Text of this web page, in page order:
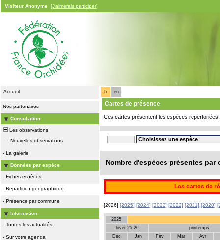
Visiteur Anonyme [J'aimerais participer]
Accueil
Nos partenaires
Consultation
Les observations
- Nouvelles observations
- La galerie
Données par espèce
- Fiches espèces
- Répartition géographique
- Présence par commune
Information
- Toutes les actualités
- Sur votre agenda
fr en
Cartes de présence
Ces cartes présentent les espèces répertoriées
Nombre d'espèces présentes par
Les cartes de
[2026] [2025] [2024] [2023] [2022] [2021] [2020]
2025
hiver 25-26
printemps
Déc
Jan Fév Mar Avr